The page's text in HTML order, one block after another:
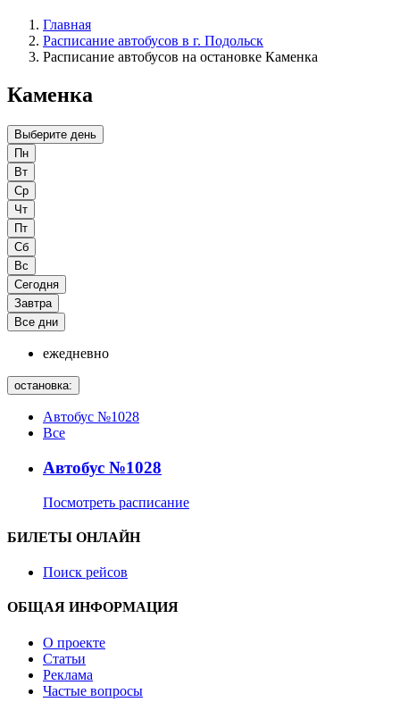
Главная
Расписание автобусов в г. Подольск
Расписание автобусов на остановке Каменка
Каменка
Выберите день
Пн
Вт
Ср
Чт
Пт
Сб
Вс
Сегодня
Завтра
Все дни
ежедневно
остановка:
Автобус №1028
Все
Автобус №1028
Посмотреть расписание
БИЛЕТЫ ОНЛАЙН
Поиск рейсов
ОБЩАЯ ИНФОРМАЦИЯ
О проекте
Статьи
Реклама
Частые вопросы